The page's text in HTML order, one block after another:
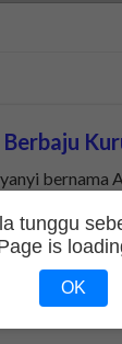
bernama
tunggu
is
OK